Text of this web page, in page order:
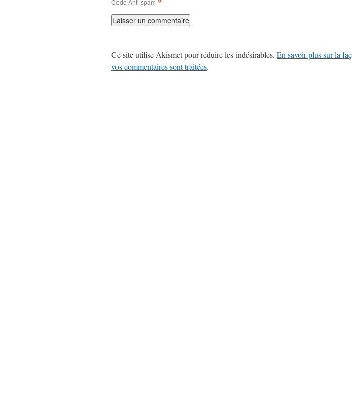
Code Anti-spam
Ce site utilise Akismet pour réduire les indésirables. En savoir plus sur la
vos commentaires sont traitées.